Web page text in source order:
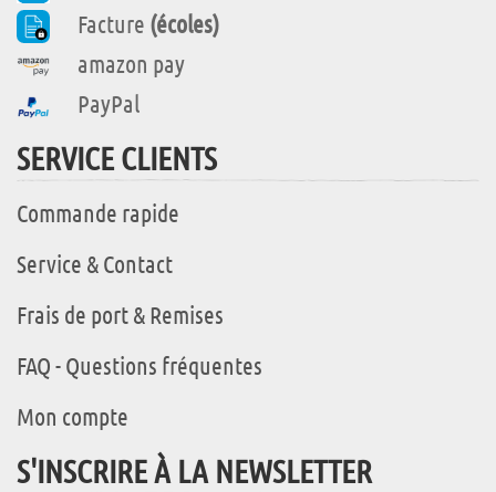
Facture (écoles)
amazon pay
PayPal
SERVICE CLIENTS
Commande rapide
Service & Contact
Frais de port & Remises
FAQ - Questions fréquentes
Mon compte
S'INSCRIRE À LA NEWSLETTER